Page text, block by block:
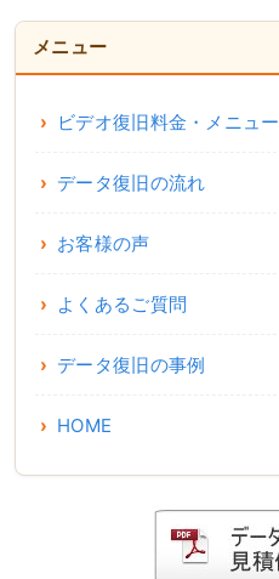
メニュー
ビデオ復旧料金・メニュー
データ復旧の流れ
お客様の声
よくあるご質問
データ復旧の事例
HOME